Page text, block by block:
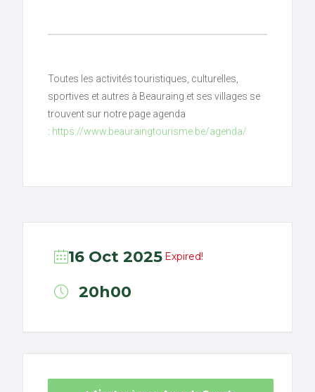
Toutes les activités touristiques, culturelles,
sportives et autres à Beauraing et ses villages se
trouvent sur notre page agenda
: https://www.beauraingtourisme.be/agenda/
16 Oct 2025 Expired!
20h00